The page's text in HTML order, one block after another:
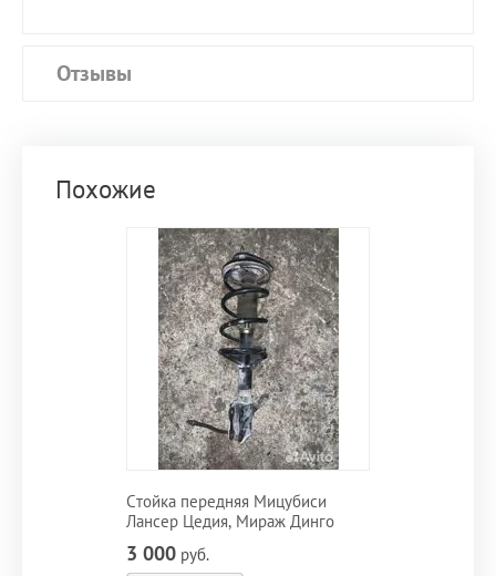
Отзывы
Похожие
Стойка передняя Мицубиси
Лансер Цедия, Мираж Динго
3 000 руб.